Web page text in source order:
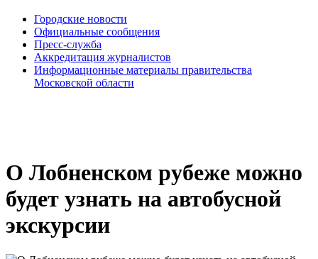
Городские новости
Официальные сообщения
Пресс-служба
Аккредитация журналистов
Информационные материалы правительства
Московской области
О Лобненском рубеже можно
будет узнать на автобусной
экскурсии